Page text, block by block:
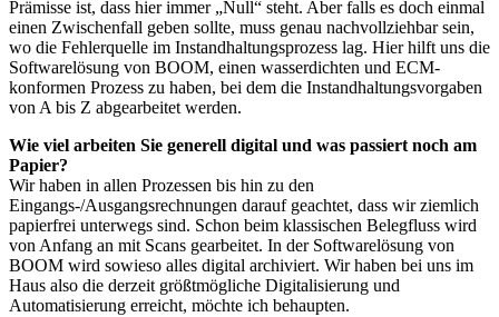
Prämisse ist, dass hier immer „Null“ steht. Aber falls es doch einmal
einen Zwischenfall geben sollte, muss genau nachvollziehbar sein,
wo die Fehlerquelle im Instandhaltungsprozess lag. Hier hilft uns die
Softwarelösung von BOOM, einen wasserdichten und ECM-
konformen Prozess zu haben, bei dem die Instandhaltungsvorgaben
von A bis Z abgearbeitet werden.
Wie viel arbeiten Sie generell digital und was passiert noch am
Papier?
Wir haben in allen Prozessen bis hin zu den
Eingangs-/Ausgangsrechnungen darauf geachtet, dass wir ziemlich
papierfrei unterwegs sind. Schon beim klassischen Belegfluss wird
von Anfang an mit Scans gearbeitet. In der Softwarelösung von
BOOM wird sowieso alles digital archiviert. Wir haben bei uns im
Haus also die derzeit größtmögliche Digitalisierung und
Automatisierung erreicht, möchte ich behaupten.